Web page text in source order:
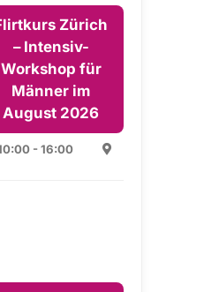
Zürich
– Intensiv-
Workshop für
Männer im
August 2026
- 16:00